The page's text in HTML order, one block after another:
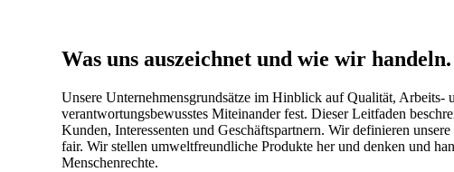
Was uns auszeichnet und wie wir handeln.
Unsere Unternehmensgrundsätze im Hinblick auf Qualität,
verantwortungsbewusstes Miteinander fest. Dieser Leitfaden
Kunden, Interessenten und Geschäftspartnern. Wir definieren
fair. Wir stellen umweltfreundliche Produkte her und denken und
Menschenrechte.